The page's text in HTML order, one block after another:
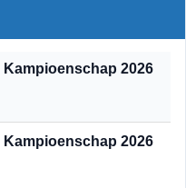
2026
2026